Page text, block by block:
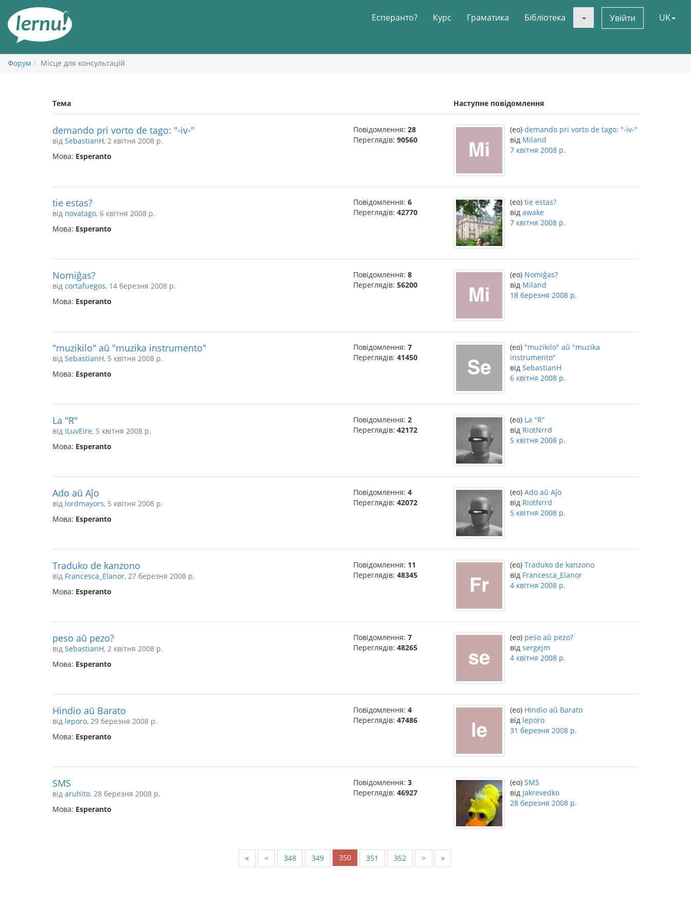
змісту
Есперанто? Курс Граматика Бібліотека Увійти UK
Форум Місце для консультацій
Тема Наступне повідомлення
demando pri vorto de tago: "-iv-"
від SebastianH, 2 квітня 2008 р.
Мова: Esperanto
Повідомлення: 28
Переглядів: 90560
(eo) demando pri vorto de tago: "-iv-"
від Miland
7 квітня 2008 р.
tie estas?
від novatago, 6 квітня 2008 р.
Мова: Esperanto
Повідомлення: 6
Переглядів: 42770
(eo) tie estas?
від awake
7 квітня 2008 р.
Nomiĝas?
від cortafuegos, 14 березня 2008 р.
Мова: Esperanto
Повідомлення: 8
Переглядів: 56200
(eo) Nomiĝas?
від Miland
18 березня 2008 р.
"muzikilo" aŭ "muzika instrumento"
від SebastianH, 5 квітня 2008 р.
Мова: Esperanto
Повідомлення: 7
Переглядів: 41450
(eo) "muzikilo" aŭ "muzika
instrumento"
від SebastianH
6 квітня 2008 р.
La "R"
від ILuvEire, 5 квітня 2008 р.
Мова: Esperanto
Повідомлення: 2
Переглядів: 42172
(eo) La "R"
від RiotNrrd
5 квітня 2008 р.
Ado aŭ Aĵo
від lordmayors, 5 квітня 2008 р.
Мова: Esperanto
Повідомлення: 4
Переглядів: 42072
(eo) Ado aŭ Aĵo
від RiotNrrd
5 квітня 2008 р.
Traduko de kanzono
від Francesca_Elanor, 27 березня 2008 р.
Мова: Esperanto
Повідомлення: 11
Переглядів: 48345
(eo) Traduko de kanzono
від Francesca_Elanor
4 квітня 2008 р.
peso aŭ pezo?
від SebastianH, 2 квітня 2008 р.
Мова: Esperanto
Повідомлення: 7
Переглядів: 48265
(eo) peso aŭ pezo?
від sergejm
4 квітня 2008 р.
Hindio aŭ Barato
від leporo, 29 березня 2008 р.
Мова: Esperanto
Повідомлення: 4
Переглядів: 47486
(eo) Hindio aŭ Barato
від leporo
31 березня 2008 р.
SMS
від aruhito, 28 березня 2008 р.
Мова: Esperanto
Повідомлення: 3
Переглядів: 46927
(eo) SMS
від Jakrevedko
28 березня 2008 р.
« < 348 349 350 351 352 > »